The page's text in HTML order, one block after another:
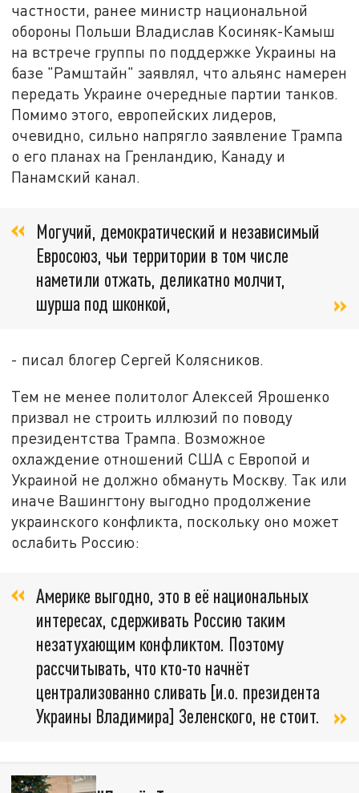
частности, ранее министр национальной
обороны Польши Владислав Косиняк-Камыш
на встрече группы по поддержке Украины на
базе "Рамштайн" заявлял, что альянс намерен
передать Украине очередные партии танков.
Помимо этого, европейских лидеров,
очевидно, сильно напрягло заявление Трампа
о его планах на Гренландию, Канаду и
Панамский канал.
Могучий, демократический и независимый
Евросоюз, чьи территории в том числе
наметили отжать, деликатно молчит,
шурша под шконкой,
- писал блогер Сергей Колясников.
Тем не менее политолог Алексей Ярошенко
призвал не строить иллюзий по поводу
президентства Трампа. Возможное
охлаждение отношений США с Европой и
Украиной не должно обмануть Москву. Так или
иначе Вашингтону выгодно продолжение
украинского конфликта, поскольку оно может
ослабить Россию:
Америке выгодно, это в её национальных
интересах, сдерживать Россию таким
незатухающим конфликтом. Поэтому
рассчитывать, что кто-то начнёт
централизованно сливать [и.о. президента
Украины Владимира] Зеленского, не стоит.